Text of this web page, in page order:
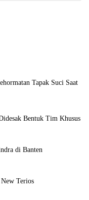
Tapak Suci Saat
Bentuk Tim Khusus
di Banten
Terios